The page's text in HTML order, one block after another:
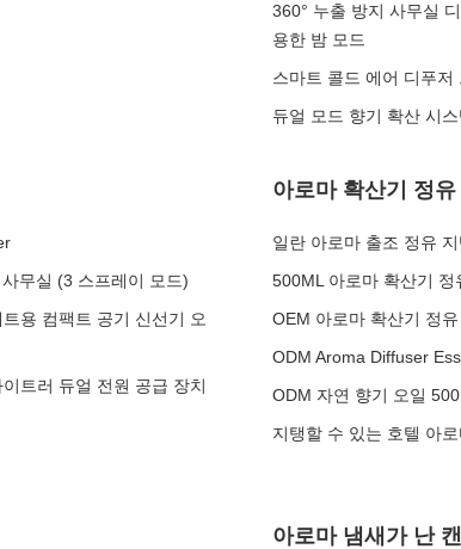
360° 누출 방지 사무실
용한 밤 모드
스마트 콜드 에어 디푸저
듀얼 모드 향기 확산 시
무실 (3 스프레이 모드)
용 컴팩트 공기 신선기 오
트러 듀얼 전원 공급 장치
아로마 확산기 정유
일란 아로마 출조 정유
500ML 아로마 확산기
OEM 아로마 확산기 정
ODM Aroma Diffuser
ODM 자연 향기 오일
지탱할 수 있는 호텔 아
아로마 냄새가 난